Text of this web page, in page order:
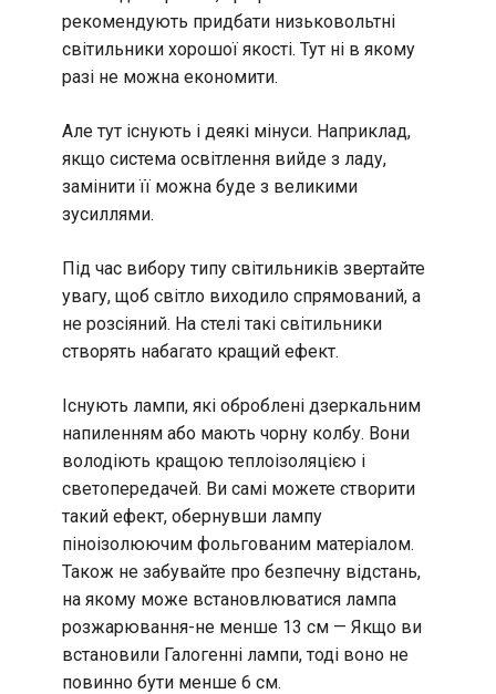
рекомендують придбати низьковольтні
світильники хорошої якості. Тут ні в якому
разі не можна економити.
Але тут існують і деякі мінуси. Наприклад,
якщо система освітлення вийде з ладу,
замінити її можна буде з великими
зусиллями.
Під час вибору типу світильників звертайте
увагу, щоб світло виходило спрямований, а
не розсіяний. На стелі такі світильники
створять набагато кращий ефект.
Існують лампи, які оброблені дзеркальним
напиленням або мають чорну колбу. Вони
володіють кращою теплоізоляцією і
светопередачей. Ви самі можете створити
такий ефект, обернувши лампу
піноізолюючим фольгованим матеріалом.
Також не забувайте про безпечну відстань,
на якому може встановлюватися лампа
розжарювання-не менше 13 см — Якщо ви
встановили Галогенні лампи, тоді воно не
повинно бути менше 6 см.